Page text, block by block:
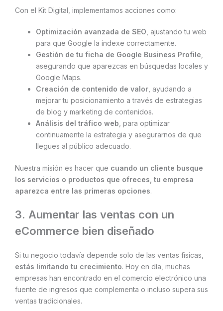
Con el Kit Digital, implementamos acciones como:
Optimización avanzada de SEO , ajustando tu web
para que Google la indexe correctamente.
Gestión de tu ficha de Google Business Profile
asegurando que aparezcas en búsquedas locales y
Google Maps.
Creación de contenido de valor , ayudando a
mejorar tu posicionamiento a través de estrategias
de blog y marketing de contenidos.
Análisis del tráfico web , para optimizar
continuamente la estrategia y asegurarnos de que
llegues al público adecuado.
Nuestra misión es hacer que cuando un cliente busque
los servicios o productos que ofreces, tu empresa
aparezca entre las primeras opciones.
3. Aumentar las ventas con un
eCommerce bien diseñado
Si tu negocio todavía depende solo de las ventas físicas,
estás limitando tu crecimiento. Hoy en día, muchas
empresas han encontrado en el comercio electrónico una
fuente de ingresos que complementa o incluso supera sus
ventas tradicionales.